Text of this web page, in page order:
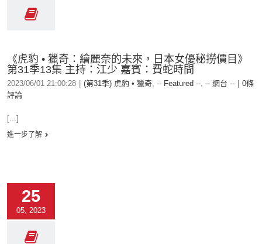
《虎豹 • 獵奇：繪麗奈的未來，日本女優秘撈價目》
第31季13集 主持：江少 嘉賓：費蛇時間
2023/06/01 21:00:28 (第31季) 虎豹 • 獵奇, -- Featured --, -- 網台 --
0條
評論
[...]
進一步了解
25
05, 2023